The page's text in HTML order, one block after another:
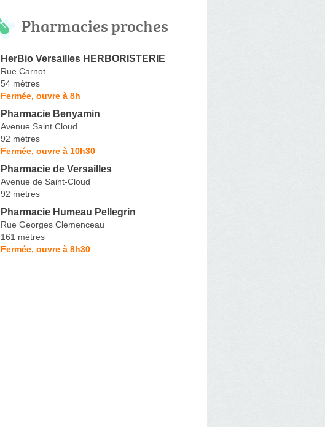
Pharmacies proches
HerBio Versailles HERBORISTERIE
Rue Carnot
54 mètres
Fermée, ouvre à 8h
Pharmacie Benyamin
Avenue Saint Cloud
92 mètres
Fermée, ouvre à 10h30
Pharmacie de Versailles
Avenue de Saint-Cloud
92 mètres
Pharmacie Humeau Pellegrin
Rue Georges Clemenceau
161 mètres
Fermée, ouvre à 8h30